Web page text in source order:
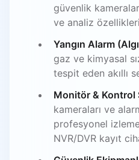
güvenlik
ve analiz
Yangın Alarm
gaz ve kimyasal
tespit eden akıllı
Monitör & Kontrol
kameraları ve
profesyonel
NVR/DVR kayıt